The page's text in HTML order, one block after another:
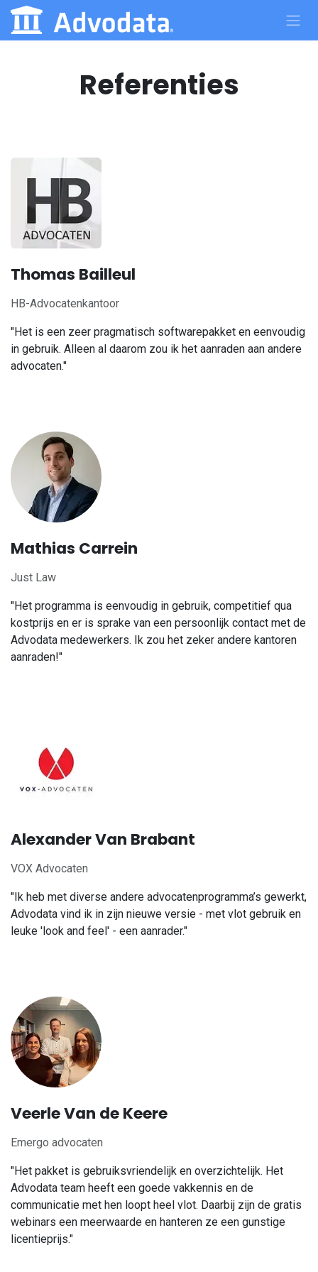
Skip to Content
Referenties
Thomas Bailleul
HB-Advocatenkantoor
"Het is een zeer pragmatisch softwarepakket en eenvoudig
in gebruik. Alleen al daarom zou ik het aanraden aan andere
advocaten."
Mathias Carrein
Just Law
"Het programma is eenvoudig in gebruik, competitief qua
kostprijs en er is sprake van een persoonlijk contact met de
Advodata medewerkers. Ik zou het zeker andere kantoren
aanraden!"
Alexander Van Brabant
VOX Advocaten
"Ik heb met diverse andere advocatenprogramma’s gewerkt,
Advodata vind ik in zijn nieuwe versie - met vlot gebruik en
leuke 'look and feel' - een aanrader."
Veerle Van de Keere
Emergo advocaten
"Het pakket is gebruiksvriendelijk en overzichtelijk. Het
Advodata team heeft een goede vakkennis en de
communicatie met hen loopt heel vlot. Daarbij zijn de gratis
webinars een meerwaarde en hanteren ze een gunstige
licentieprijs."